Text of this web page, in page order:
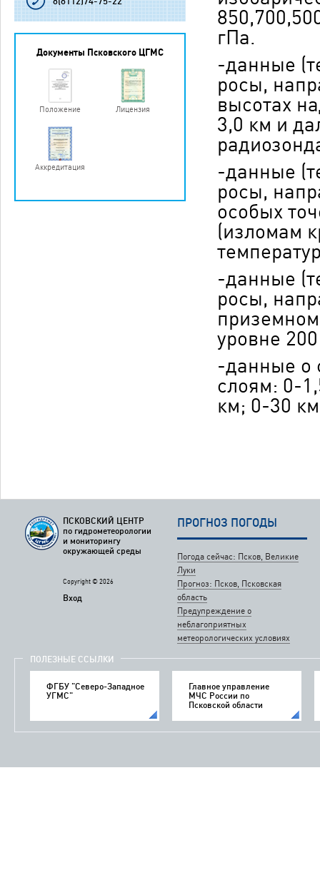
Документы Псковского ЦГМС
Положение Лицензия
Аккредитация
гПа.
-данные
росы,
высотах
3,0 км и
-данные
росы,
особых
(изломам
-данные
росы,
уровне
-данные о
слоям: 0-
км; 0-30
ПСКОВСКИЙ ЦЕНТР
по гидрометеорологии
и мониторингу
окружающей среды
Copyright © 2026
Вход
ПРОГНОЗ ПОГОДЫ
Погода сейчас: Псков, Великие
Луки
Прогноз: Псков, Псковская
область
Предупреждение о
неблагоприятных
метеорологических условиях
ПОЛЕЗНЫЕ ССЫЛКИ
ФГБУ "Северо-Западное
УГМС"
Главное управление
МЧС России по
Псковской области